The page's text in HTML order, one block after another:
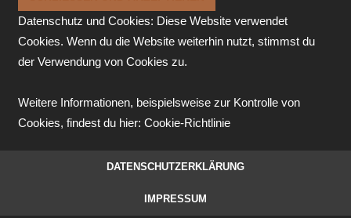
Datenschutz und Cookies: Diese Website verwendet
Cookies. Wenn du die Website weiterhin nutzt, stimmst du
der Verwendung von Cookies zu.
Weitere Informationen, beispielsweise zur Kontrolle von
Cookies, findest du hier: Cookie-Richtlinie
DATENSCHUTZERKLÄRUNG
IMPRESSUM